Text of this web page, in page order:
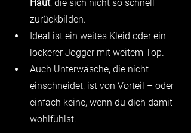
Haut, die sich nicht so schnell
zurückbilden.
Ideal ist ein weites Kleid oder ein
lockerer Jogger mit weitem Top.
Auch Unterwäsche, die nicht
einschneidet, ist von Vorteil – oder
einfach keine, wenn du dich damit
wohlfühlst.